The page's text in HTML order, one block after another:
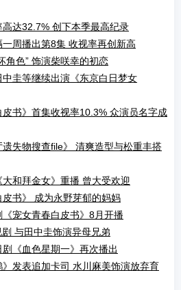
高达32.7% 创下本季最高纪录
周播出第8集 收视率再创新高
角色” 饰演柴咲幸的初恋
圭等继续出演《东京白日梦女
书》首集收视率10.3% 众演员名字成
失物搜查file》 清爽造型与松重丰搭
和拜金女》重播 曾大受欢迎
书》 成为永野芽郁的妈妈
宠女青春白皮书》8月开播
与田中圭饰演异母兄弟
《血色星期一》再次播出
发表追加卡司 水川麻美饰演放弃育